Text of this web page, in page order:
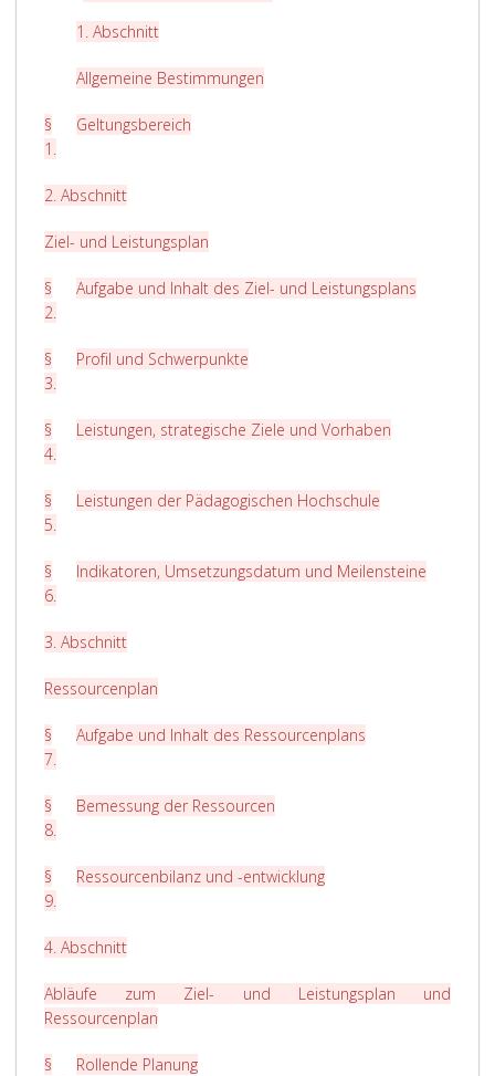
1. Abschnitt
Allgemeine Bestimmungen
§
1 .
Geltungsbereich
2. Abschnitt
Ziel- und Leistungsplan
§
2.
Aufgabe und Inhalt des Ziel- und Leistungsplans
§
3.
Profil und Schwerpunkte
§
4.
Leistungen, strategische Ziele und Vorhaben
§
5.
Leistungen der Pädagogischen Hochschule
§
6.
Indikatoren, Umsetzungsdatum und Meilensteine
3. Abschnitt
Ressourcenplan
§
7.
Aufgabe und Inhalt des Ressourcenplans
§
8.
Bemessung der Ressourcen
§
9.
Ressourcenbilanz und -entwicklung
4. Abschnitt
Abläufe zum Ziel- und Leistungsplan und
Ressourcenplan
§
Rollende Planung